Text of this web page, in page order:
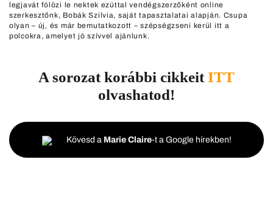
legjavát fölözi le nektek ezúttal vendégszerzőként online
szerkesztőnk, Bobák Szilvia, saját tapasztalatai alapján. Csupa
olyan – új, és már bemutatkozott – szépségzseni kerül itt a
polcokra, amelyet jó szívvel ajánlunk.
A sorozat korábbi cikkeitITT
olvashatod!
Kövesd a Marie Claire-t a Google hírekben!